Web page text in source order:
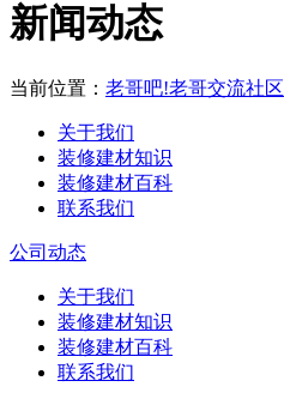
新闻动态
当前位置： 老哥吧!老哥交流社区
关于我们
装修建材知识
装修建材百科
联系我们
公司动态
关于我们
装修建材知识
装修建材百科
联系我们